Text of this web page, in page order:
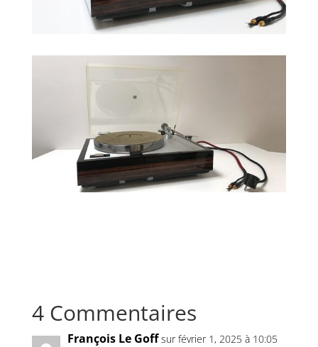
4 Commentaires
François Le Goff sur février 1, 2025 à 10:05